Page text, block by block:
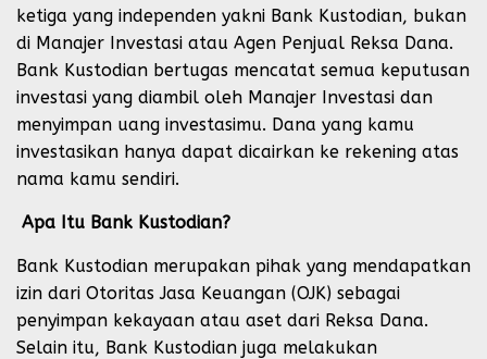
ketiga yang independen yakni Bank Kustodian, bukan
di Manajer Investasi atau Agen Penjual Reksa Dana.
Bank Kustodian bertugas mencatat semua keputusan
investasi yang diambil oleh Manajer Investasi dan
menyimpan uang investasimu. Dana yang kamu
investasikan hanya dapat dicairkan ke rekening atas
nama kamu sendiri.
Apa Itu Bank Kustodian?
Bank Kustodian merupakan pihak yang mendapatkan
izin dari Otoritas Jasa Keuangan (OJK) sebagai
penyimpan kekayaan atau aset dari Reksa Dana.
Selain itu, Bank Kustodian juga melakukan